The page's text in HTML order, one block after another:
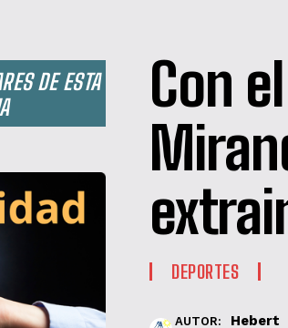
DE ESTA
Con
DEPORTES
AUTOR:
Hebert